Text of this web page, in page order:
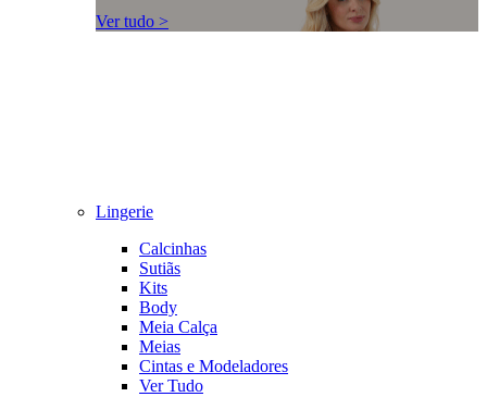
Ver tudo >
Lingerie
Calcinhas
Sutiãs
Kits
Body
Meia Calça
Meias
Cintas e Modeladores
Ver Tudo